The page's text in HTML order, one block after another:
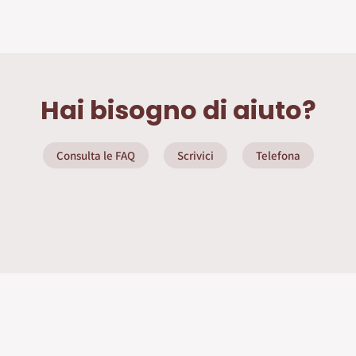
Hai bisogno di aiuto?
Consulta le FAQ Scrivici Telefona